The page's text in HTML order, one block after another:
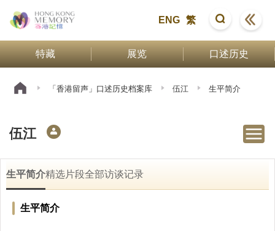
ENG 繁
特藏 展览 口述历史
「香港留声」口述历史档案库 伍江 生平简介
伍江
生平简介精选片段全部访谈记录
生平简介